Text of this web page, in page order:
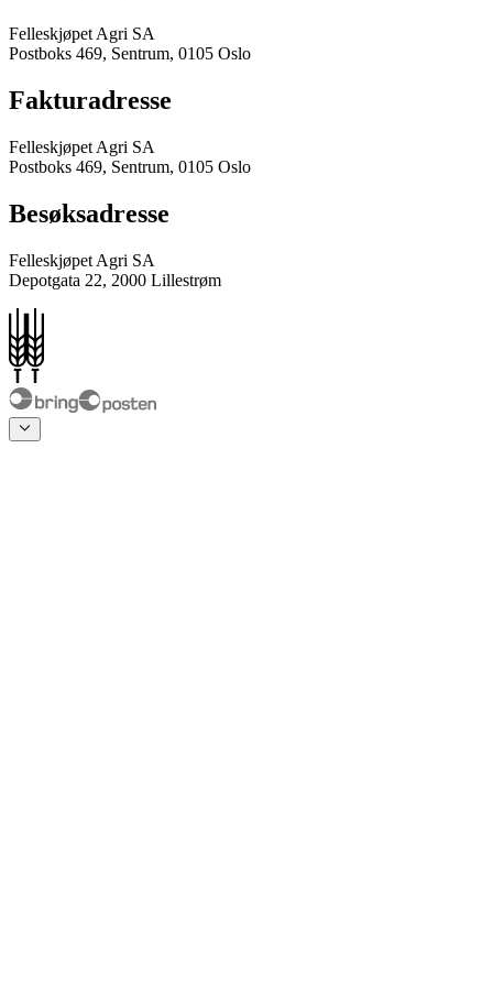
Felleskjøpet Agri SA
Postboks 469, Sentrum, 0105 Oslo
Fakturadresse
Felleskjøpet Agri SA
Postboks 469, Sentrum, 0105 Oslo
Besøksadresse
Felleskjøpet Agri SA
Depotgata 22, 2000 Lillestrøm